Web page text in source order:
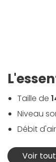
Taille de
Niveau
Débit
Voir